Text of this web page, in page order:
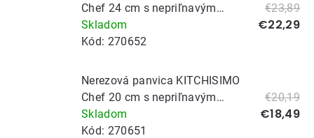
Chef 24 cm s nepriľnavým
povrchom
Skladom
Kód: 270652
€23,89
€22,29
Nerezová panvica KITCHISIMO
Chef 20 cm s nepriľnavým
povrchom
Skladom
Kód: 270651
€20,19
€18,49